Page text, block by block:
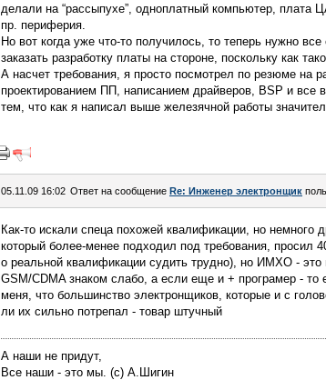
делали на “рассыпухе”, одноплатный компьютер,
пр. периферия.
Но вот когда уже что-то получилось, то теперь нужно
заказать разработку платы на стороне, поскольку как
А насчет требования, я просто посмотрел по резюме на
проектированием ПП, написанием драйверов, BSP и все
тем, что как я написал выше железячной работы
05.11.09 16:02 Ответ на сообщение Re: Инженер электронщик
Как-то искали спеца похожей квалификации, но немного
который более-менее подходил под требования, просил
о реальной квалификации судить трудно), но ИМХО - это
GSM/CDMA знаком слабо, а если еще и + програмер -
меня, что большинство электронщиков, которые и с
ли их сильно потрепал - товар штучный
А наши не придут,
Все наши - это мы. (с) А.Шигин